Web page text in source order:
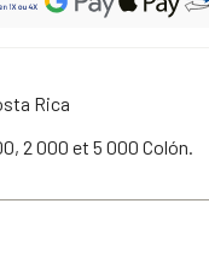
Rica
2 000 et 5 000 Colón.